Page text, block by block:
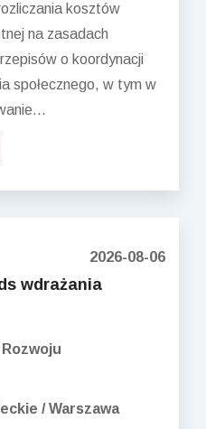
kosztów
na zasadach
o koordynacji
społecznego, w tym w
2026-08-06
wdrażania
/ Warszawa